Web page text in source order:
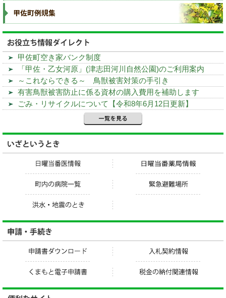
甲佐町空き家バンク制度
「甲佐・乙女河原」(津志田河川自然公園)のご利用案内
～これならできる～ 鳥獣被害対策の手引き
有害鳥獣被害防止に係る資材の購入費用を補助します
ごみ・リサイクルについて【令和8年6月12日更新】